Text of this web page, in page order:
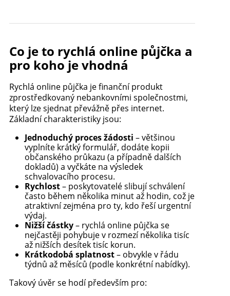
Co je to rychlá online půjčka a
pro koho je vhodná
Rychlá online půjčka je finanční produkt
zprostředkovaný nebankovními společnostmi,
který lze sjednat převážně přes internet.
Základní charakteristiky jsou:
Jednoduchý proces žádosti – většinou
vyplníte krátký formulář, dodáte kopii
občanského průkazu (a případně dalších
dokladů) a vyčkáte na výsledek
schvalovacího procesu.
Rychlost– poskytovatelé slibují schválení
často během několika minut až hodin, což je
atraktivní zejména pro ty, kdo řeší urgentní
výdaj.
Nižší částky– rychlá online půjčka se
nejčastěji pohybuje v rozmezí několika tisíc
až nižších desítek tisíc korun.
Krátkodobá splatnost– obvykle v řádu
týdnů až měsíců (podle konkrétní nabídky).
Takový úvěr se hodí především pro: